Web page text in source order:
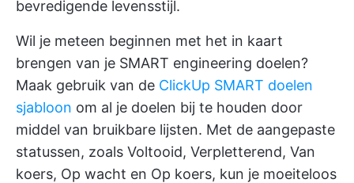
bevredigende levensstijl.
Wil je meteen beginnen met het in kaart
brengen van je SMART engineering doelen?
Maak gebruik van de ClickUp SMART doelen
sjabloon om al je doelen bij te houden door
middel van bruikbare lijsten. Met de aangepaste
statussen, zoals Voltooid, Verpletterend, Van
koers, Op wacht en Op koers, kun je moeiteloos